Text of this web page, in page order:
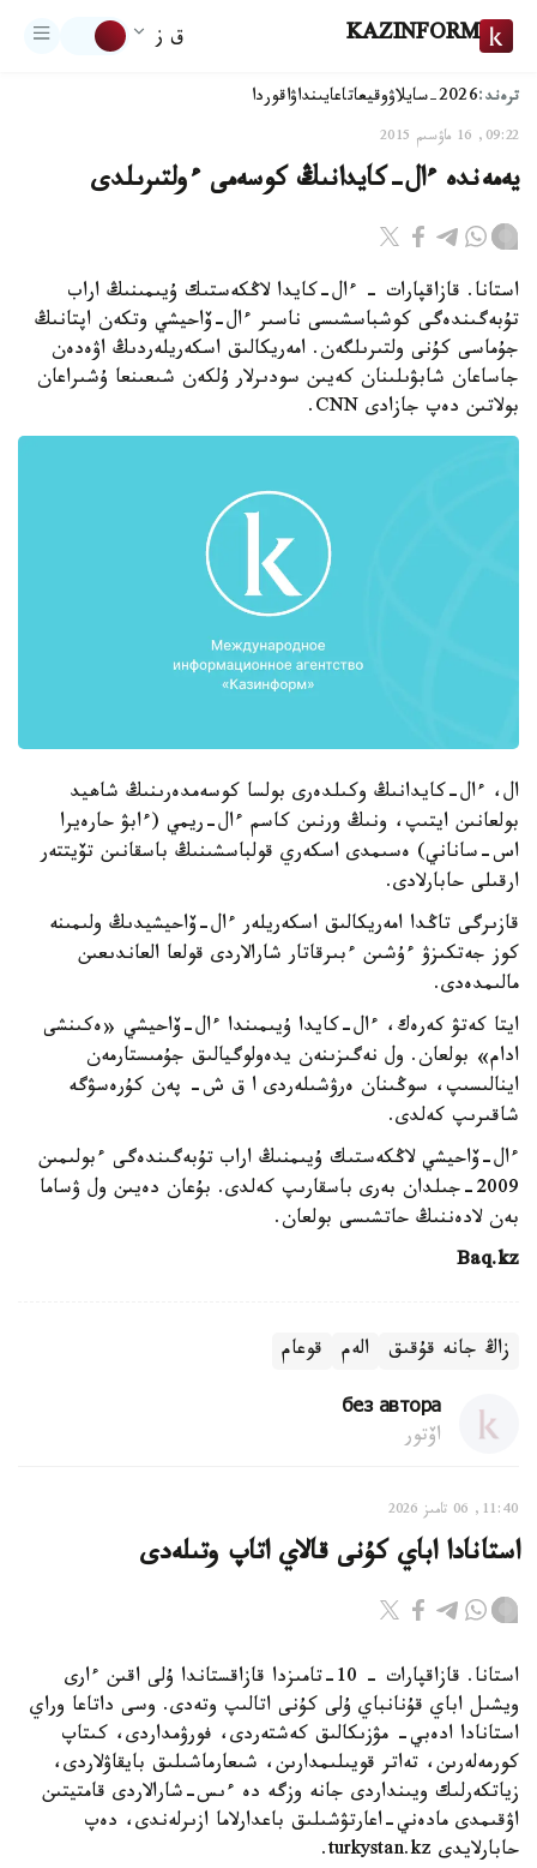
KAZINFORM ق ز
ترەند:2026-سايلاۋ وقيعاتاعايىنداۋاقوردا
09:22, 16 ماۋسىم 2015
يەمەندە ءال-كايدانىڭ كوسەمى ءولتىرىلدى
استانا. قازاقپارات - ءال-كايدا لاڭكەستىك ۇيىمىنىڭ اراب
تۇبەگىندەگى كوشباسشىسى ناسىر ءال-ۆاحيشي وتكەن اپتانىڭ
جۇماسى كۇنى ولتىرىلگەن. امەريكالىق اسكەريلەردىڭ اۋەدەن
جاساعان شابۋىلىنان كەيىن سودىرلار ۇلكەن شىعىنعا ۇشىراعان
بولاتىن دەپ جازادى CNN.
ال، ءال-كايدانىڭ وكىلدەرى بولسا كوسەمدەرىنىڭ شاھيد
بولعانىن ايتىپ، ونىڭ ورنىن كاسم ءال-ريمي (ءابۋ حارەيرا
اس-ساناني) ەسىمدى اسكەري قولباسشىنىڭ باسقانىن تۆيتتەر
ارقىلى حابارلادى.
قازىرگى تاڭدا امەريكالىق اسكەريلەر ءال-ۆاحيشيدىڭ ولىمىنە
كوز جەتكىزۋ ءۇشىن ءبىرقاتار شارالاردى قولعا العاندىعىن
مالىمدەدى.
ايتا كەتۋ كەرەك، ءال-كايدا ۇيىمىندا ءال-ۆاحيشي «ەكىنشى
ادام» بولعان. ول نەگىزىنەن يدەولوگيالىق جۇمىستارمەن
اينالىسىپ، سوڭىنان ەرۋشىلەردى ا ق ش- پەن كۇرەسۋگە
شاقىرىپ كەلدى.
ءال-ۆاحيشي لاڭكەستىك ۇيىمنىڭ اراب تۇبەگىندەگى ءبولىمىن
2009-جىلدان بەرى باسقارىپ كەلدى. بۇعان دەيىن ول ۋساما
بەن لادەننىڭ حاتشىسى بولعان.
Baq.kz
زاڭ جانە قۇقىق الەم قوعام
без автора
اۆتور
11:40, 06 تامىز 2026
استانادا اباي كۇنى قالاي اتاپ وتىلەدى
استانا. قازاقپارات – 10-تامىزدا قازاقستاندا ۇلى اقىن ءارى
ويشىل اباي قۇنانباي ۇلى كۇنى اتالىپ وتەدى. وسى داتاعا وراي
استانادا ادەبي- مۋزىكالىق كەشتەردى، فورۋمداردى، كىتاپ
كورمەلەرىن، تەاتر قويىلىمدارىن، شىعارماشىلىق بايقاۋلاردى،
زياتكەرلىك ويىنداردى جانە وزگە دە ءىس-شارالاردى قامتيتىن
اۋقىمدى مادەني-اعارتۋشىلىق باعدارلاما ازىرلەندى، دەپ
حابارلايدى turkystan.kz.